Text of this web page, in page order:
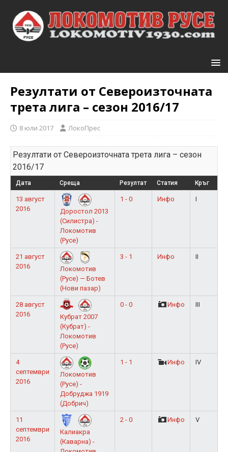
Резултати от Североизточната
трета лига – сезон 2016/17
8 юли 2017 ЛокоПрес
Резултати от Североизточната трета лига – сезон
2016/17
Дата Среща Резултат Статия Кръг
13 август
2016
Доростол 2013
(Силистра) -
Локомотив
(Русе)
1 - 0 Инфо I
21 август
2016
Локомотив
(Русе) — Ботев
(Нови пазар)
3 - 1 Инфо II
28 август
2016
Кубрат 2007
(Кубрат) -
Локомотив
(Русе)
0 - 0 Инфо III
4
септември
2016
Локомотив
(Русе) -
Добруджа 1919
(Добрич)
1 - 1 Инфо IV
11
септември
2016
Калиакра
(Каварна) -
2 - 0 Инфо V